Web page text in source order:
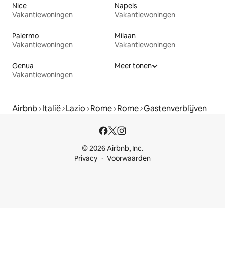
Nice
Vakantiewoningen
Napels
Vakantiewoningen
Palermo
Vakantiewoningen
Milaan
Vakantiewoningen
Genua
Vakantiewoningen
Meer tonen
Airbnb Italië Lazio Rome Rome Gastenverblijven
© 2026 Airbnb, Inc.
Privacy
Voorwaarden